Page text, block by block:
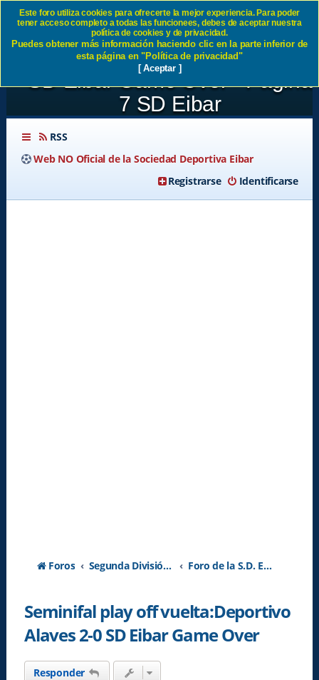
Seminifal play off
vuelta:Deportivo Alaves 2-0
SD Eibar Game Over - Página
7 SD Eibar
RSS
Web NO Oficial de la Sociedad Deportiva Eibar
Identificarse
Registrarse
Foros Segunda División A - Temporada 2026-2027 Foro de la S.D. Eibar
Seminifal play off vuelta:Deportivo
Alaves 2-0 SD Eibar Game Over
Responder
Este foro utiliza cookies para ofrecerte la mejor experiencia. Para poder
tener acceso completo a todas las funcionees, debes de aceptar nuestra
política de cookies y de privacidad.
Puedes obtener más información haciendo clic en la parte inferior de
esta página en "Política de privacidad"
[ Aceptar ]